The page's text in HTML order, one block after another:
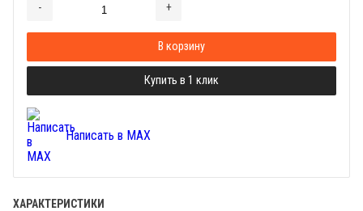
- +
В корзину
Купить в 1 клик
Написать в MAX
ХАРАКТЕРИСТИКИ